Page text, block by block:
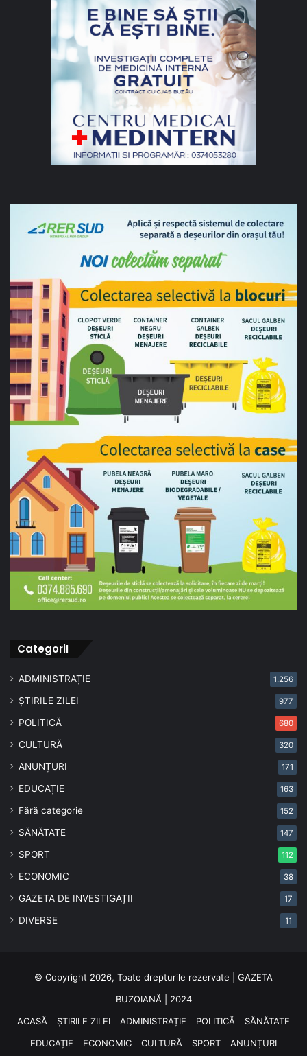
CategoriI
ADMINISTRAȚIE 1.256
ȘTIRILE ZILEI 977
POLITICĂ 680
CULTURĂ 320
ANUNȚURI 171
EDUCAȚIE 163
Fără categorie 152
SĂNĂTATE 147
SPORT 112
ECONOMIC 38
GAZETA DE INVESTIGAȚII 17
DIVERSE 11
© Copyright 2026, Toate drepturile rezervate | GAZETA
BUZOIANĂ | 2024
ACASĂ
ȘTIRILE ZILEI ADMINISTRAȚIE POLITICĂ
SĂNĂTATE
EDUCAȚIE
ECONOMIC CULTURĂ SPORT ANUNȚURI